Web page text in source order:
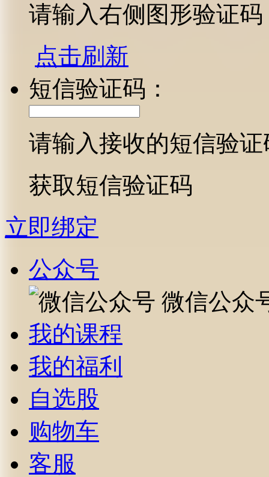
请输入右侧图形验证码
点击刷新
短信验证码：
请输入接收的短信验证
获取短信验证码
立即绑定
公众号
微信公众
我的课程
我的福利
自选股
购物车
客服